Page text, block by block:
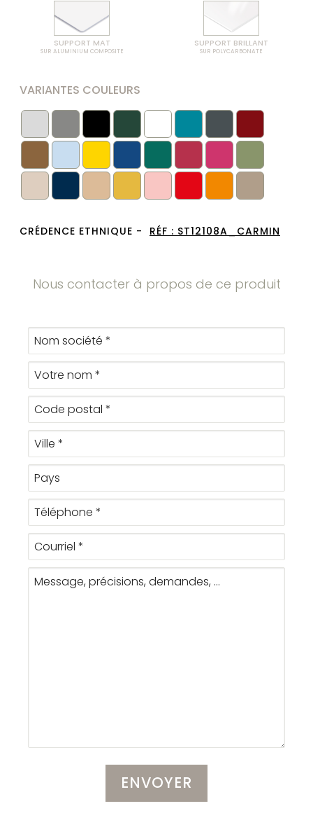
SUPPORT MAT
SUR ALUMINIUM COMPOSITE
SUPPORT BRILLANT
SUR POLYCARBONATE
VARIANTES COULEURS
CRÉDENCE ETHNIQUE - RÉF : ST12108A_CARMIN
Nous contacter à propos de ce produit